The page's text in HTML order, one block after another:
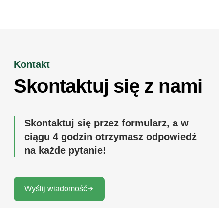
Kontakt
Skontaktuj się z nami
Skontaktuj się przez formularz, a w
ciągu 4 godzin otrzymasz odpowiedź
na każde pytanie!
Wyślij wiadomość